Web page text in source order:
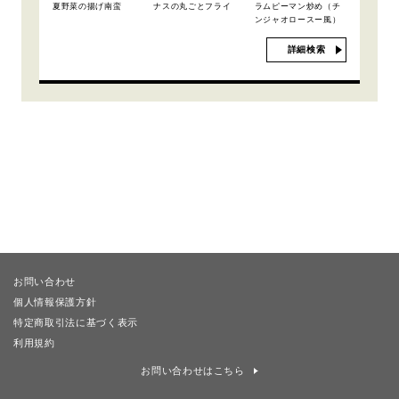
夏野菜の揚げ南蛮 ナスの丸ごとフライ
ラムピーマン炒め（チ
ンジャオロースー風）
詳細検索
お問い合わせ
個人情報保護方針
特定商取引法に基づく表示
利用規約
お問い合わせはこちら